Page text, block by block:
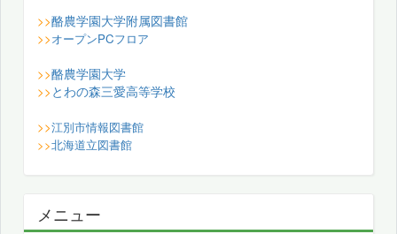
>>酪農学園大学附属図書館
>>オープンPCフロア
>>酪農学園大学
>> とわの森三愛高等学校
>>江別市情報図書館
>>北海道立図書館
メニュー